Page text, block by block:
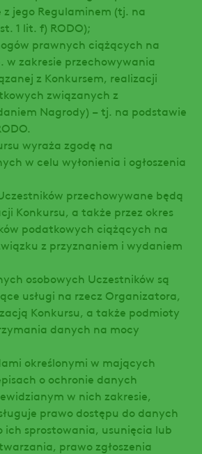
jego Regulaminem (tj. na
1 lit. f) RODO);
prawnych ciążących na
w zakresie przechowywania
z Konkursem, realizacji
związanych z
Nagrody) – tj. na podstawie
wyraża zgodę na
w celu wyłonienia i ogłoszenia
przechowywane będą
Konkursu, a także przez okres
podatkowych ciążących na
z przyznaniem i wydaniem
osobowych Uczestników są
usługi na rzecz Organizatora,
Konkursu, a także podmioty
danych na mocy
określonymi w mających
o ochronie danych
w nich zakresie,
prawo dostępu do danych
ich sprostowania, usunięcia lub
prawo zgłoszenia